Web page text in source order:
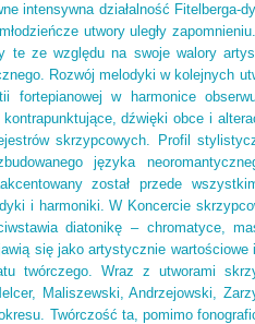
intensywna działalność Fitelberga-
utwory uległy
te ze względu na swoje walory
Rozwój melodyki w kolejnych
fortepianowej w harmonice
dźwięki obce i
skrzypcowych. Profil
języka
został przede
i harmoniki. W Koncercie
diatonikę – chromatyce,
się jako artystycznie wartościowe
twórczego. Wraz z utworami
Maliszewski, Andrzejowski,
Twórczość ta, pomimo